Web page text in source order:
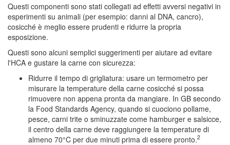
Questi componenti sono stati collegati ad effetti avversi negativi in
esperimenti su animali (per esempio: danni al DNA, cancro),
cosicché è meglio essere prudenti e ridurre la propria
esposizione.
Questi sono alcuni semplici suggerimenti per aiutare ad evitare
l'HCA e gustare la carne con sicurezza:
Ridurre il tempo di grigliatura: usare un termometro per
misurare la temperature della carne cosicché si possa
rimuovere non appena pronta da mangiare. In GB secondo
la Food Standards Agency, quando si cuociono pollame,
pesce, carni trite o sminuzzate come hamburger e salsicce,
il centro della carne deve raggiungere la temperature di
almeno 70°C per due minuti prima di essere pronto.2